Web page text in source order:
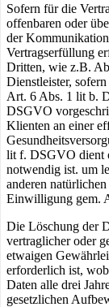
Sofern für die
offenbaren oder
der
Vertragserfüllung
Dritten, wie z.B.
Dienstleister,
Art. 6 Abs. 1 lit b.
DSGVO
Klienten an einer
lit f. DSGVO dient
notwendig ist. um
anderen
Einwilligung gem.
Die Löschung der
vertraglicher oder
etwaigen
erforderlich ist,
Daten alle drei
gesetzlichen